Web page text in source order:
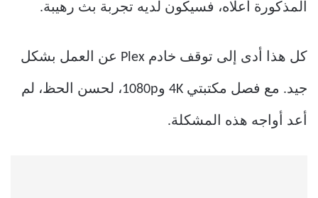
المذكورة أعلاه، فسيكون لديه تجربة بث رهيبة.
كل هذا أدى إلى توقف خادم Plex عن العمل بشكل
جيد. مع فصل مكتبتي 4K و1080p، لحسن الحظ، لم
أعد أواجه هذه المشكلة.